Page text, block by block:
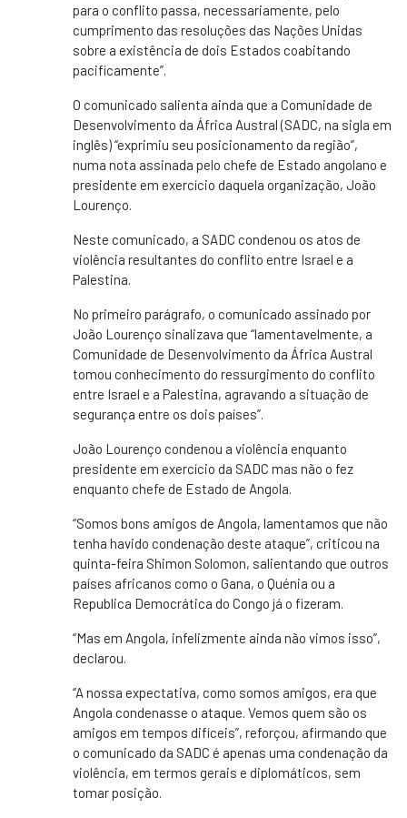
para o conflito passa, necessariamente, pelo
cumprimento das resoluções das Nações Unidas
sobre a existência de dois Estados coabitando
pacificamente”.
O comunicado salienta ainda que a Comunidade de
Desenvolvimento da África Austral (SADC, na sigla em
inglês) “exprimiu seu posicionamento da região”,
numa nota assinada pelo chefe de Estado angolano e
presidente em exercício daquela organização, João
Lourenço.
Neste comunicado, a SADC condenou os atos de
violência resultantes do conflito entre Israel e a
Palestina.
No primeiro parágrafo, o comunicado assinado por
João Lourenço sinalizava que “lamentavelmente, a
Comunidade de Desenvolvimento da África Austral
tomou conhecimento do ressurgimento do conflito
entre Israel e a Palestina, agravando a situação de
segurança entre os dois países”.
João Lourenço condenou a violência enquanto
presidente em exercício da SADC mas não o fez
enquanto chefe de Estado de Angola.
“Somos bons amigos de Angola, lamentamos que não
tenha havido condenação deste ataque”, criticou na
quinta-feira Shimon Solomon, salientando que outros
países africanos como o Gana, o Quénia ou a
Republica Democrática do Congo já o fizeram.
“Mas em Angola, infelizmente ainda não vimos isso”,
declarou.
“A nossa expectativa, como somos amigos, era que
Angola condenasse o ataque. Vemos quem são os
amigos em tempos difíceis”, reforçou, afirmando que
o comunicado da SADC é apenas uma condenação da
violência, em termos gerais e diplomáticos, sem
tomar posição.